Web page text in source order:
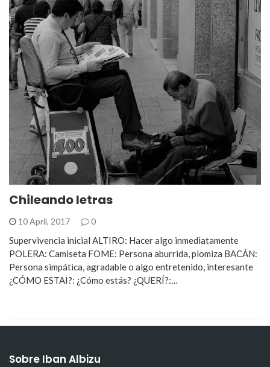
Chileando letras
10 April, 2017 0
Supervivencia inicial ALTIRO: Hacer algo inmediatamente
POLERA: Camiseta FOME: Persona aburrida, plomiza BACÁN:
Persona simpática, agradable o algo entretenido, interesante
¿CÓMO ESTAI?: ¿Cómo estás? ¿QUERÍ?:…
Sobre Iban Albizu